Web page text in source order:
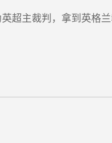
超主裁判，拿到英格